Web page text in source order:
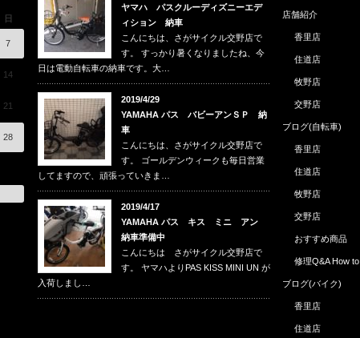
日
7
14
21
28
ヤマハ パスクルーディズニーエデ
ィション 納車
こんにちは、さがサイクル交野店で
す。 すっかり暑くなりましたね、今
日は電動自転車の納車です。大…
2019/4/29
YAMAHA パス バビーアンＳＰ 納
車
こんにちは、さがサイクル交野店で
す。 ゴールデンウィークも毎日営業
してますので、頑張っていきま…
2019/4/17
YAMAHA パス キス ミニ アン
納車準備中
こんにちは さがサイクル交野店で
す。 ヤマハよりPAS KISS MINI UN が
入荷しまし…
店舗紹介
香里店
住道店
牧野店
交野店
ブログ(自転車)
香里店
住道店
牧野店
交野店
おすすめ商品
修理Q&A How to
ブログ(バイク)
香里店
住道店